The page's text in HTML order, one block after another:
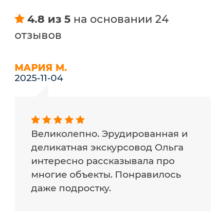
4.8 из 5 на основании 24
отзывов
МАРИЯ М.
2025-11-04
Великолепно. Эрудированная и
деликатная экскурсовод Ольга
интересно рассказывала про
многие объекты. Понравилось
даже подростку.